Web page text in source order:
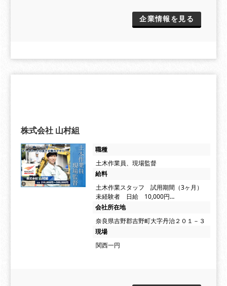
企業情報を見る
株式会社 山村組
職種
土木作業員、現場監督
給料
土木作業スタッフ 試用期間（3ヶ月）
未経験者 日給 10,000円…
会社所在地
奈良県吉野郡吉野町大字丹治２０１－３
現場
関西一円